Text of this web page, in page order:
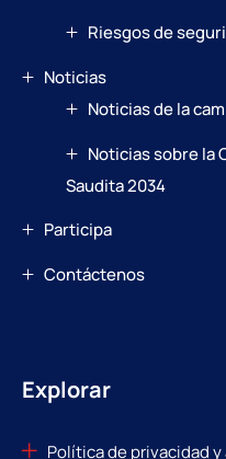
Riesgos de
Noticias
Noticias de la
Noticias sobre la
Saudita 2034
Participa
Contáctenos
Explorar
Política de privacidad